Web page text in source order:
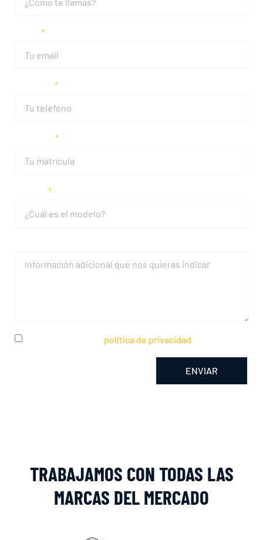
política de privacidad
ENVIAR
TRABAJAMOS CON TODAS LAS
MARCAS DEL MERCADO